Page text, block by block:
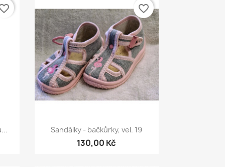
Rychlý náhled
Sandálky - bačkůrky, vel. 19
130,00 Kč
favorite_border